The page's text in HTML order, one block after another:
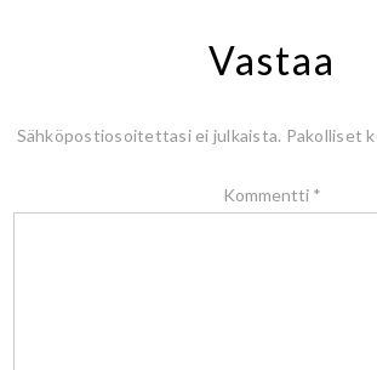
Vastaa
Sähköpostiosoitettasi ei julkaista. Pakolliset
Kommentti *